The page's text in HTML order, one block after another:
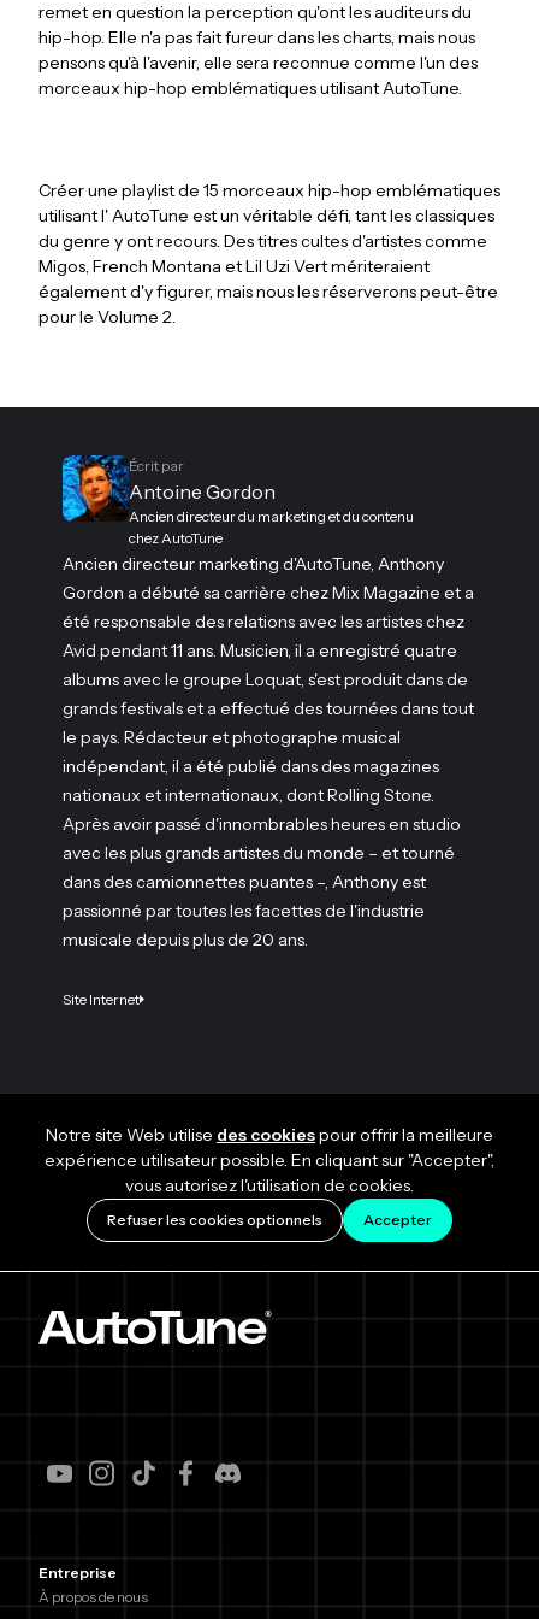
remet en question la perception qu'ont les auditeurs du
hip-hop. Elle n'a pas fait fureur dans les charts, mais nous
pensons qu'à l'avenir, elle sera reconnue comme l'un des
morceaux hip-hop emblématiques utilisant AutoTune.
Créer une playlist de 15 morceaux hip-hop emblématiques
utilisant l' AutoTune est un véritable défi, tant les classiques
du genre y ont recours. Des titres cultes d'artistes comme
Migos, French Montana et Lil Uzi Vert mériteraient
également d'y figurer, mais nous les réserverons peut-être
pour le Volume 2.
Écrit par
Antoine Gordon
Ancien directeur du marketing et du contenu
chez AutoTune
Ancien directeur marketing d'AutoTune, Anthony
Gordon a débuté sa carrière chez Mix Magazine et a
été responsable des relations avec les artistes chez
Avid pendant 11 ans. Musicien, il a enregistré quatre
albums avec le groupe Loquat, s'est produit dans de
grands festivals et a effectué des tournées dans tout
le pays. Rédacteur et photographe musical
indépendant, il a été publié dans des magazines
nationaux et internationaux, dont Rolling Stone.
Après avoir passé d'innombrables heures en studio
avec les plus grands artistes du monde – et tourné
dans des camionnettes puantes –, Anthony est
passionné par toutes les facettes de l'industrie
musicale depuis plus de 20 ans.
Site Internet
Notre site Web utilise des cookiespour offrir la meilleure
expérience utilisateur possible. En cliquant sur "Accepter",
vous autorisez l'utilisation de cookies.
Refuser les cookies optionnels Accepter
Entreprise
À propos de nous